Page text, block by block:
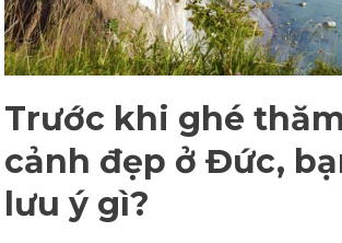
Trước khi ghé
cảnh đẹp ở Đức,
lưu ý gì?